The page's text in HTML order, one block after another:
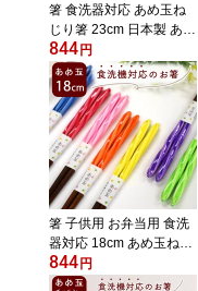
箸 食洗器対応 あめ玉ね
じり箸 23cm 日本製 あめ
玉 カラフル キャンディ
ー箸 あめだまねじり 推
し色 推し活
844 円
箸 子供用 お弁当用 食洗
器対応 18cm あめ玉ねじ
り箸 日本製 あめ玉 カラ
フル あめだまねじり箸
844 円